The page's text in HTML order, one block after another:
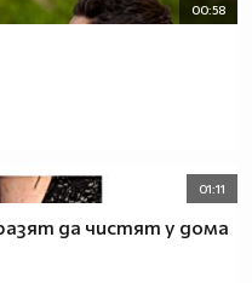
00:58
01:11
да чистят у дома